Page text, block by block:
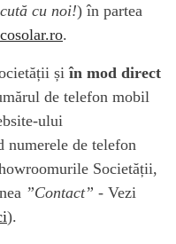
cu noi!) în partea
.
șiîn mod direct
de telefon mobil
ului
numerele de telefon
Societății,
”Contact” - Vezi
).